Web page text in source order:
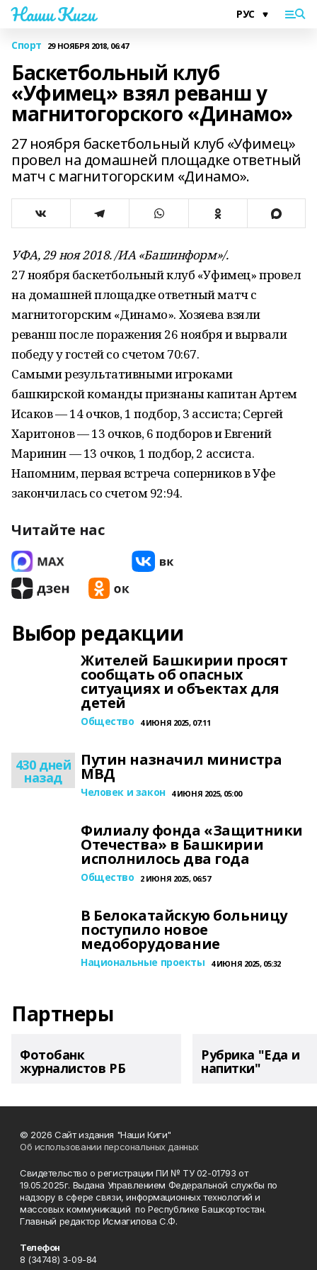
Наши Киги
Спорт 29 НОЯБРЯ 2018, 06:47
Баскетбольный клуб
«Уфимец» взял реванш у
магнитогорского «Динамо»
27 ноября баскетбольный клуб «Уфимец»
провел на домашней площадке ответный
матч с магнитогорским «Динамо».
УФА, 29 ноя 2018. /ИА «Башинформ»/.
27 ноября баскетбольный клуб «Уфимец» провел
на домашней площадке ответный матч с
магнитогорским «Динамо». Хозяева взяли
реванш после поражения 26 ноября и вырвали
победу у гостей со счетом 70:67.
Самыми результативными игроками
башкирской команды признаны капитан Артем
Исаков — 14 очков, 1 подбор, 3 ассиста; Сергей
Харитонов — 13 очков, 6 подборов и Евгений
Маринин — 13 очков, 1 подбор, 2 ассиста.
Напомним, первая встреча соперников в Уфе
закончилась со счетом 92:94.
Читайте нас
Выбор редакции
Жителей Башкирии просят
сообщать об опасных
ситуациях и объектах для
детей
Общество 4 ИЮНЯ 2025, 07:11
430 дней
назад
Путин назначил министра
МВД
Человек и закон 4 ИЮНЯ 2025, 05:00
Филиалу фонда «Защитники
Отечества» в Башкирии
исполнилось два года
Общество 2 ИЮНЯ 2025, 06:57
В Белокатайскую больницу
поступило новое
медоборудование
Национальные проекты 4 ИЮНЯ 2025, 05:32
Партнеры
Фотобанк
журналистов РБ
Рубрика "Еда и
напитки"
© 2026 Сайт издания "Наши Киги"
Об использовании персональных данных
Свидетельство о регистрации ПИ № ТУ 02-01793 от
19.05.2025г. Выдана Управлением Федеральной службы по
надзору в сфере связи, информационных технологий и
массовых коммуникаций по Республике Башкортостан.
Главный редактор Исмагилова С.Ф.
Телефон
8 (34748) 3-09-84